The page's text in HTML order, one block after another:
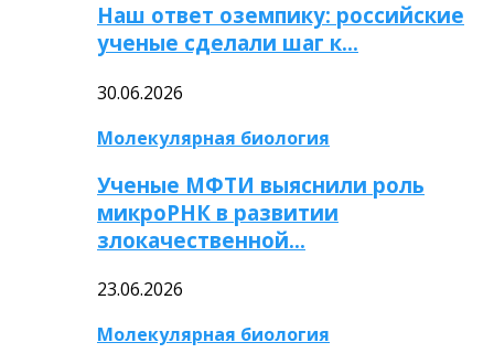
Наш ответ оземпику: российские
ученые сделали шаг к…
30.06.2026
Молекулярная биология
Ученые МФТИ выяснили роль
микроРНК в развитии
злокачественной…
23.06.2026
Молекулярная биология